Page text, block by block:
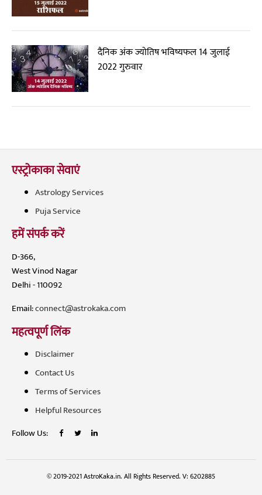
दैनिक अंक ज्योतिष भविष्यफल 14 जुलाई
2022 गुरुवार
एस्ट्रोकाका सेवाएं
Astrology Services
Puja Service
हमें संपर्क करें
D-366,
West Vinod Nagar
Delhi - 110092
Email:connect@astrokaka.com
महत्वपूर्ण लिंक
Disclaimer
Contact Us
Terms of Services
Helpful Resources
Follow Us:
© 2019-2021 AstroKaka.in. All Rights Reserved. V: 6202885